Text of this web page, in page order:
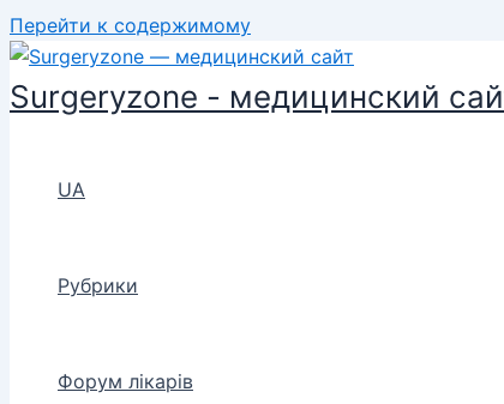
Перейти к содержимому
Surgeryzone - медицинский
UA
Рубрики
Форум лікарів